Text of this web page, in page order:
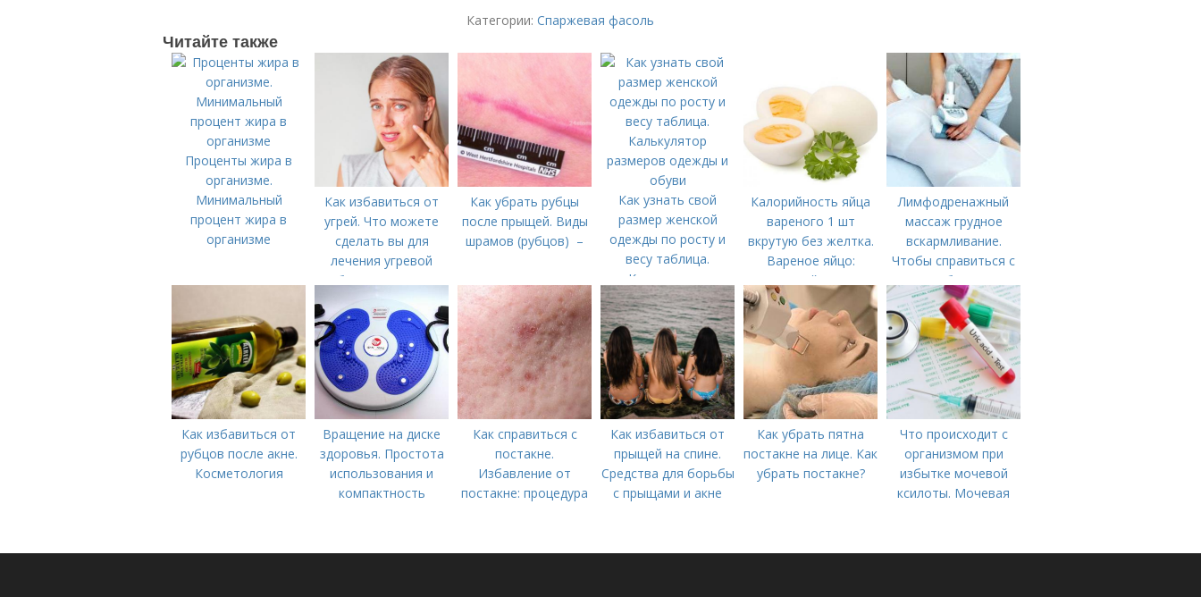
Категории: Спаржевая фасоль
Читайте также
Проценты жира в
организме.
Минимальный
процент жира в
организме
Как избавиться от
угрей. Что можете
сделать вы для
лечения угревой
болезни (акне)
Как убрать рубцы
после прыщей. Виды
шрамов (рубцов) –
Как узнать свой
размер женской
одежды по росту и
весу таблица.
Калькулятор
размеров одежды и
обуви
Калорийность яйца
вареного 1 шт
вкрутую без желтка.
Вареное яйцо:
калорийность
Лимфодренажный
массаж грудное
вскармливание.
Чтобы справиться с
нагрубанием,
необходимо
предпринять
следующие действия:
Как избавиться от
рубцов после акне.
Косметология
Вращение на диске
здоровья. Простота
использования и
компактность
Как справиться с
постакне.
Избавление от
постакне: процедура
Как избавиться от
прыщей на спине.
Средства для борьбы
с прыщами и акне
Как убрать пятна
постакне на лице. Как
убрать постакне?
Что происходит с
организмом при
избытке мочевой
ксилоты. Мочевая